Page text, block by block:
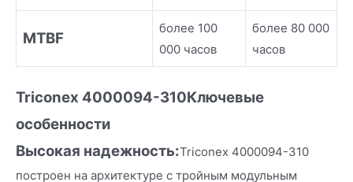
MTBF
более 100
000 часов
более 80 000
часов
Triconex 4000094-310Ключевые
особенности
Высокая надежность:Triconex 4000094-310
построен на архитектуре с тройным модульным